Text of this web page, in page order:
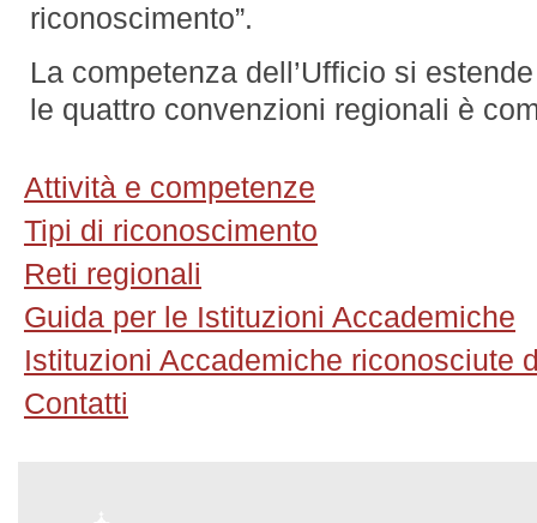
riconoscimento”.
La competenza dell’Ufficio si
le quattro convenzioni regionali è
Attività e competenze
Tipi di riconoscimento
Reti regionali
Guida per le Istituzioni Accademiche
Istituzioni Accademiche riconosciute
Contatti